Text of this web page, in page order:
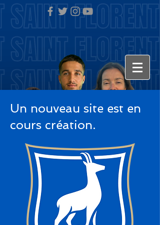
Un nouveau site est en
cours création.